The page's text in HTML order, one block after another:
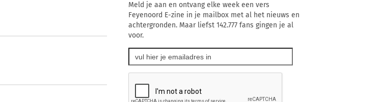
Meld je aan en ontvang elke week een vers
Feyenoord E-zine in je mailbox met al het nieuws en
achtergronden. Maar liefst 142.777 fans gingen je al
voor.